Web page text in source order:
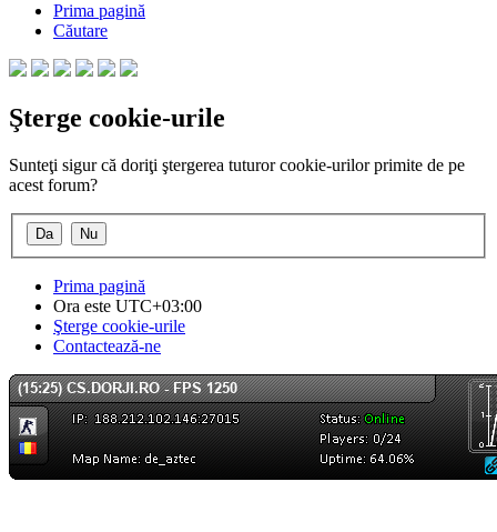
Prima pagină
Căutare
Şterge cookie-urile
Sunteţi sigur că doriţi ştergerea tuturor cookie-urilor primite de pe
acest forum?
Prima pagină
Ora este UTC+03:00
Şterge cookie-urile
Contactează-ne